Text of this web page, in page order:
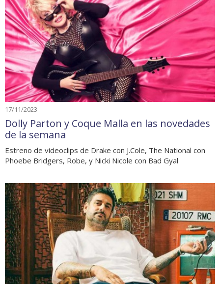
17/11/2023
Dolly Parton y Coque Malla en las novedades
de la semana
Estreno de videoclips de Drake con J.Cole, The National con
Phoebe Bridgers, Robe, y Nicki Nicole con Bad Gyal